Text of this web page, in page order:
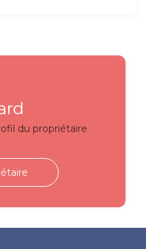
du propriétaire